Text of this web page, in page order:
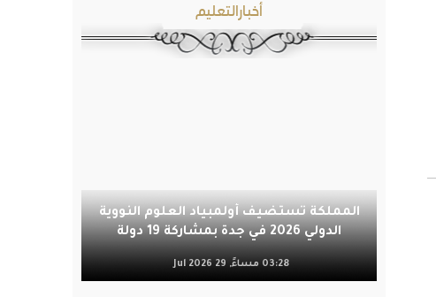
أخبارالتعليم
المملكة تستضيف أولمبياد العلوم النووية
الدولي 2026 في جدة بمشاركة 19 دولة
03:28 مساءً, 29 Jul 2026